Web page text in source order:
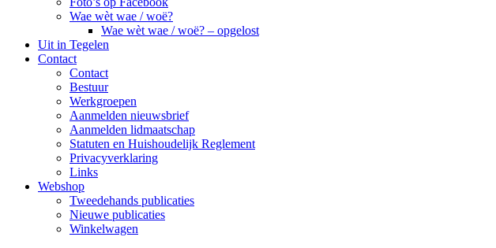
Wae wèt wae / woë?
Wae wèt wae / woë? – opgelost
Uit in Tegelen
Contact
Contact
Bestuur
Werkgroepen
Aanmelden nieuwsbrief
Aanmelden lidmaatschap
Statuten en Huishoudelijk Reglement
Privacyverklaring
Links
Webshop
Tweedehands publicaties
Nieuwe publicaties
Winkelwagen